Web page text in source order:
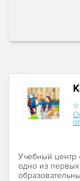
Учебный центр
одно из